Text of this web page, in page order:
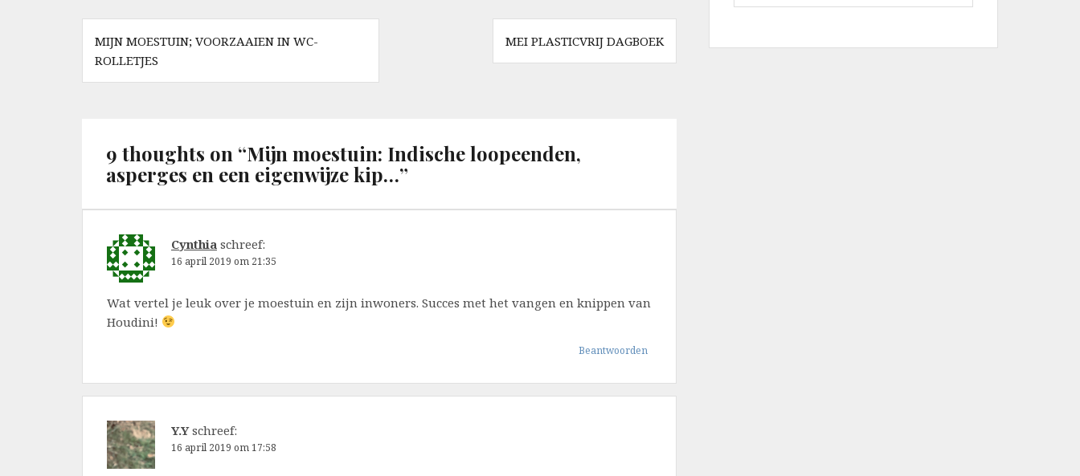
Berichtnavigatie
MIJN MOESTUIN; VOORZAAIEN IN WC-
ROLLETJES
MEI PLASTICVRIJ DAGBOEK
9 thoughts on “Mijn moestuin: Indische loopeenden,
asperges en een eigenwijze kip…”
Cynthia schreef:
16 april 2019 om 21:35
Wat vertel je leuk over je moestuin en zijn inwoners. Succes met het vangen en knippen van
Houdini!
Beantwoorden
Y.Y schreef:
16 april 2019 om 17:58